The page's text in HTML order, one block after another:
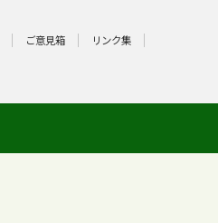
ご意見箱
リンク集